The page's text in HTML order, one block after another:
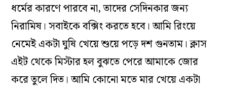
ধর্মের কারণে পারবে না, তাদের সেদিনকার জন্য
নিরামিষ। সবাইকে বক্সিং করতে হবে। আমি রিংয়ে
নেমেই একটা ঘুষি খেয়ে শুয়ে পড়ে দশ গুনতাম। ক্লাস
এইট থেকে মিস্টার হল বুঝতে পেরে আমাকে জোর
করে তুলে দিত। আমি কোনো মতে মার খেয়ে একটা